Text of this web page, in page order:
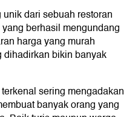
dari sebuah restoran
berhasil mengundang
harga yang murah
bikin banyak
sering mengadakan
banyak orang yang